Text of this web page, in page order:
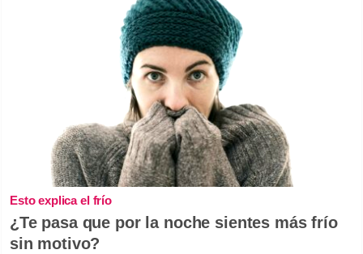
Esto explica el frío
¿Te pasa que por la noche sientes más frío
sin motivo?